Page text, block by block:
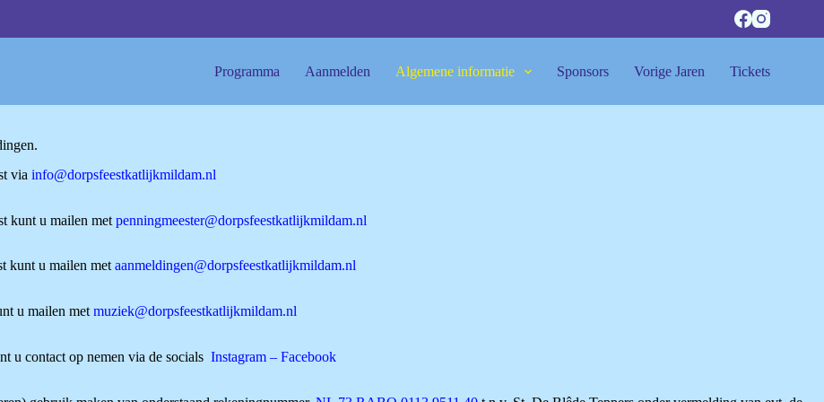
Programma Aanmelden Algemene informatie Sponsors Vorige Jaren Tickets
via info@dorpsfeestkatlijkmildam.nl
kunt u mailen met penningmeester@dorpsfeestkatlijkmildam.nl
kunt u mailen met aanmeldingen@dorpsfeestkatlijkmildam.nl
u mailen met muziek@dorpsfeestkatlijkmildam.nl
u contact op nemen via de socials Instagram – Facebook